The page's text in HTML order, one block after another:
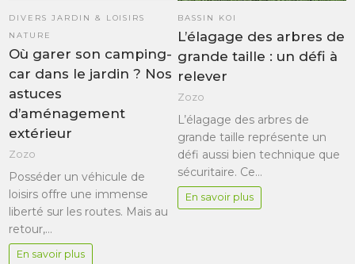
DIVERS JARDIN & LOISIRS
NATURE
Où garer son camping-
car dans le jardin ? Nos
astuces
d’aménagement
extérieur
Zozo
Posséder un véhicule de
loisirs offre une immense
liberté sur les routes. Mais au
retour,…
En savoir plus
BASSIN KOI
L’élagage des arbres de
grande taille : un défi à
relever
Zozo
L’élagage des arbres de
grande taille représente un
défi aussi bien technique que
sécuritaire. Ce…
En savoir plus